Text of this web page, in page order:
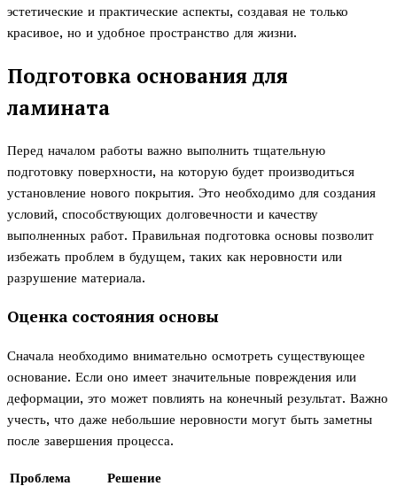
эстетические и практические аспекты, создавая не только
красивое, но и удобное пространство для жизни.
Подготовка основания для
ламината
Перед началом работы важно выполнить тщательную
подготовку поверхности, на которую будет производиться
установление нового покрытия. Это необходимо для создания
условий, способствующих долговечности и качеству
выполненных работ. Правильная подготовка основы позволит
избежать проблем в будущем, таких как неровности или
разрушение материала.
Оценка состояния основы
Сначала необходимо внимательно осмотреть существующее
основание. Если оно имеет значительные повреждения или
деформации, это может повлиять на конечный результат. Важно
учесть, что даже небольшие неровности могут быть заметны
после завершения процесса.
Проблема Решение